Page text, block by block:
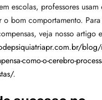
escolas, professores
o bom comportamento.
veja nosso artigo
blog/
como-o-cerebro-
.